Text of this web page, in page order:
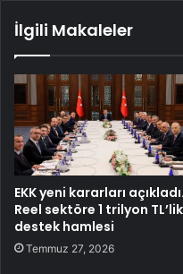
İlgili Makaleler
EKK yeni kararları
Reel sektöre 1 trilyon TL’lik
destek hamlesi
Temmuz 27, 2026